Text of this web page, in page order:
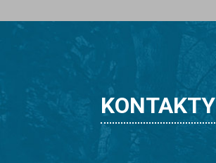
KONTAKTY